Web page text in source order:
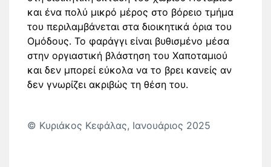
και ένα πολύ μικρό μέρος στο βόρειο τμήμα
του περιλαμβάνεται στα διοικητικά όρια του
Ομόδους. Το φαράγγι είναι βυθισμένο μέσα
στην οργιαστική βλάστηση του Χαποταμιού
και δεν μπορεί εύκολα να το βρει κανείς αν
δεν γνωρίζει ακριβώς τη θέση του.
© Κυριάκος Κεφάλας, Ιανουάριος 2025